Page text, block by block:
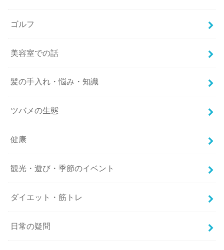
ゴルフ
美容室での話
髪の手入れ・悩み・知識
ツバメの生態
健康
観光・遊び・季節のイベント
ダイエット・筋トレ
日常の疑問